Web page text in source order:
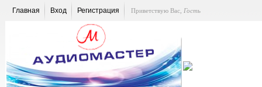
Главная Вход Регистрация Приветствую Вас Гость